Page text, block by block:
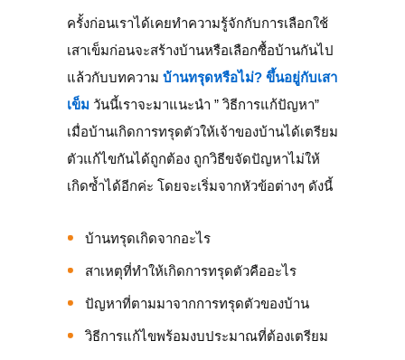
ครั้งก่อนเราได้เคยทำความรู้จักกับการเลือกใช้
เสาเข็มก่อนจะสร้างบ้านหรือเลือกซื้อบ้านกันไป
แล้วกับบทความ บ้านทรุดหรือไม่? ขึ้นอยู่กับเสา
เข็ม วันนี้เราจะมาแนะนำ ” วิธีการแก้ปัญหา”
เมื่อบ้านเกิดการทรุดตัวให้เจ้าของบ้านได้เตรียม
ตัวแก้ไขกันได้ถูกต้อง ถูกวิธีขจัดปัญหาไม่ให้
เกิดซ้ำได้อีกค่ะ โดยจะเริ่มจากหัวข้อต่างๆ ดังนี้
บ้านทรุดเกิดจากอะไร
สาเหตุที่ทำให้เกิดการทรุดตัวคืออะไร
ปัญหาที่ตามมาจากการทรุดตัวของบ้าน
วิธีการแก้ไขพร้อมงบประมาณที่ต้องเตรียม